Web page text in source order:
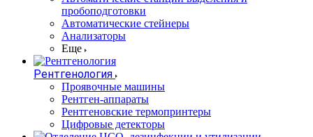
пробоподготовки
Автоматические стейнеры
Анализаторы
Еще
Рентгенология
Проявочные машины
Рентген-аппараты
Рентгеновские термопринтеры
Цифровые детекторы